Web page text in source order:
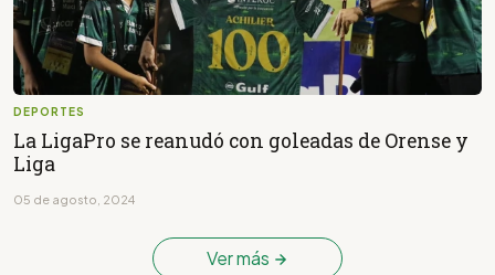
DEPORTES
La LigaPro se reanudó con goleadas de Orense y
Liga
05 de agosto, 2024
Ver más